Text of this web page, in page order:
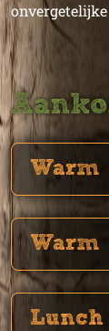
Warm
Warm
Lunch